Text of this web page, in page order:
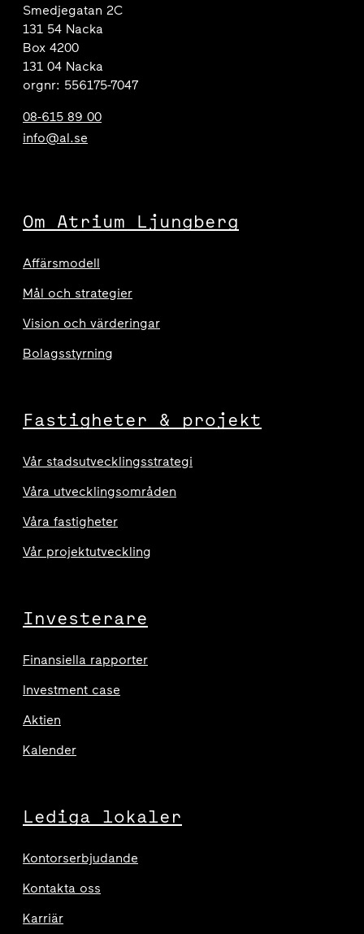
Smedjegatan 2C
131 54 Nacka
Box 4200
131 04 Nacka
orgnr: 556175-7047
08-615 89 00
info@al.se
Om Atrium Ljungberg
Affärsmodell
Mål och strategier
Vision och värderingar
Bolagsstyrning
Fastigheter & projekt
Vår stadsutvecklingsstrategi
Våra utvecklingsområden
Våra fastigheter
Vår projektutveckling
Investerare
Finansiella rapporter
Investment case
Aktien
Kalender
Lediga lokaler
Kontorserbjudande
Kontakta oss
Karriär